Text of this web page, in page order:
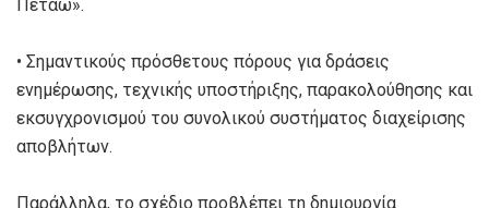
Πετάω».
• Σημαντικούς πρόσθετους πόρους για δράσεις
ενημέρωσης, τεχνικής υποστήριξης, παρακολούθησης και
εκσυγχρονισμού του συνολικού συστήματος διαχείρισης
αποβλήτων.
Παράλληλα, το σχέδιο προβλέπει τη δημιουργία